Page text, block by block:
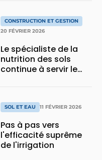
CONSTRUCTION ET GESTION
20 FÉVRIER 2026
Le spécialiste de la
nutrition des sols
continue à servir le
SOL ET EAU 11 FÉVRIER 2026
Pas à pas vers
l'efficacité suprême
de l'irrigation